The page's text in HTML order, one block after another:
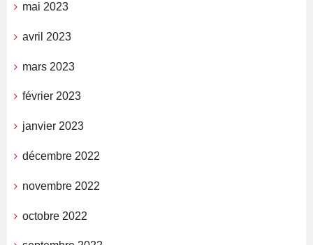
mai 2023
avril 2023
mars 2023
février 2023
janvier 2023
décembre 2022
novembre 2022
octobre 2022